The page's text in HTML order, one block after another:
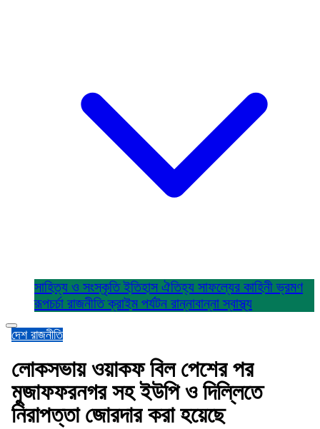
সাহিত্য ও সংস্কৃতিইতিহাস ঐতিহ্য সাফল্যের কাহিনীভ্রমণ
রূপচর্চা রাজনীতিক্রাইম পর্যটন রান্নাবান্নাস্বাস্থ্য
দেশ রাজনীতি
লোকসভায় ওয়াকফ বিল পেশের পর
মুজাফফরনগর সহ ইউপি ও দিল্লিতে
নিরাপত্তা জোরদার করা হয়েছে